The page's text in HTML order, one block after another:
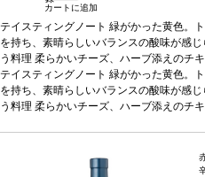
カートに追加
テイスティングノート 緑がかった黄色。
を持ち、素晴らしいバランスの酸味が感
う料理 柔らかいチーズ、ハーブ添えのチ
ルドネ*本ヴィンテージが在庫切れの場合
に次のヴィンテージに変更されます、ご
テイスティングノート 緑がかった黄色。
を持ち、素晴らしいバランスの酸味が感
う料理 柔らかいチーズ、ハーブ添えのチ